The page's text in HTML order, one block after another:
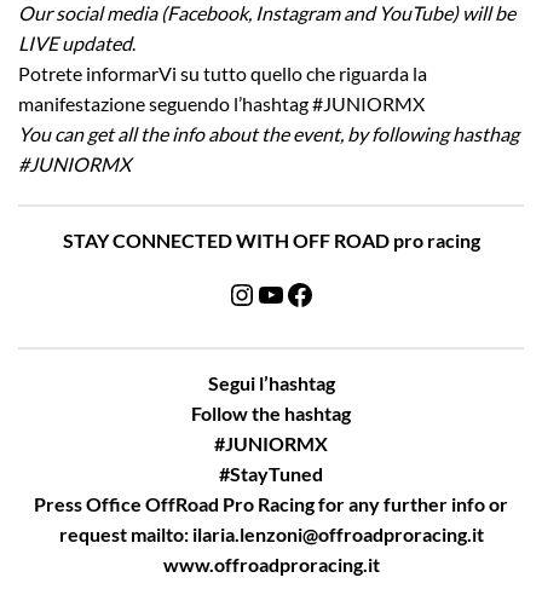
Our social media (Facebook, Instagram and YouTube) will be
LIVE updated.
Potrete informarVi su tutto quello che riguarda la
manifestazione seguendo l’hashtag #JUNIORMX
You can get all the info about the event, by following hasthag
#JUNIORMX
STAY CONNECTED WITH OFF ROAD pro racing
Instagram
YouTube
Facebook
Segui l’hashtag
Follow the hashtag
#JUNIORMX
#StayTuned
Press Office OffRoad Pro Racing for any further info or
request mailto: ilaria.lenzoni@offroadproracing.it
www.offroadproracing.it